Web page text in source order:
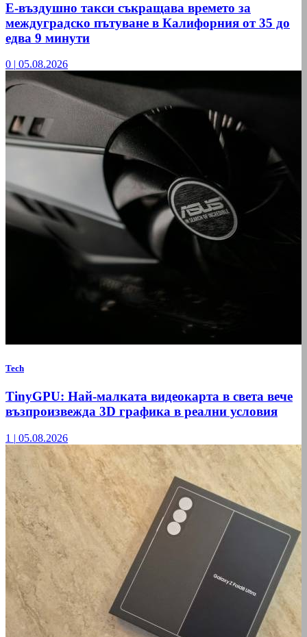
Е-въздушно такси съкращава времето за
междуградско пътуване в Калифорния от 35 до
едва 9 минути
0 | 05.08.2026
Tech
TinyGPU: Най-малката видеокарта в света вече
възпроизвежда 3D графика в реални условия
1 | 05.08.2026